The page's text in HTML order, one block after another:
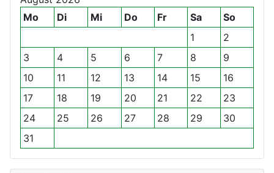
i
g
e
s
J
a
h
r
r
i
g
r
M
o
n
a
t
e
s
h
e
s
n
Mo
Di Mi Do Fr Sa
So
1
2
3
4 5 6 7 8
9
10
11 12 13 14 15
16
17
18 19 20 21 22
23
24
25 26 27 28 29
30
31